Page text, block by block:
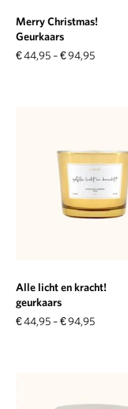
Merry Christmas!
Geurkaars
€44,95–€94,95
Alle licht en kracht!
geurkaars
€44,95–€94,95